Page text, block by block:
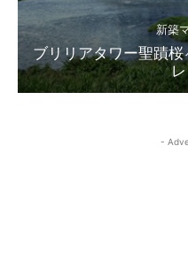
新築
ブリリアタワー聖蹟
-